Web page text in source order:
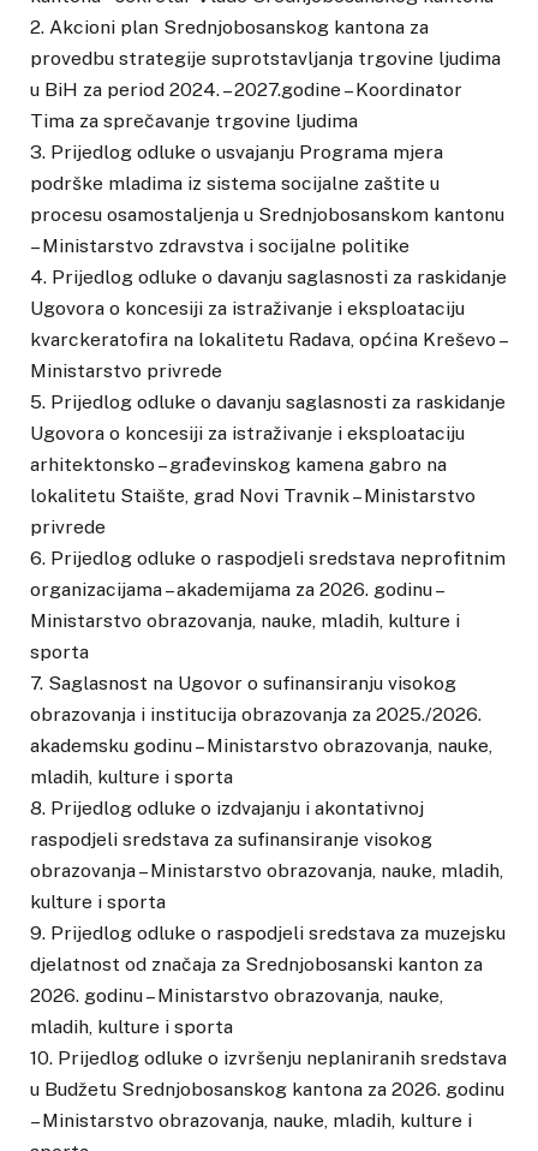
2. Akcioni plan Srednjobosanskog kantona za
provedbu strategije suprotstavljanja trgovine ljudima
u BiH za period 2024. – 2027.godine – Koordinator
Tima za sprečavanje trgovine ljudima
3. Prijedlog odluke o usvajanju Programa mjera
podrške mladima iz sistema socijalne zaštite u
procesu osamostaljenja u Srednjobosanskom kantonu
– Ministarstvo zdravstva i socijalne politike
4. Prijedlog odluke o davanju saglasnosti za raskidanje
Ugovora o koncesiji za istraživanje i eksploataciju
kvarckeratofira na lokalitetu Radava, općina Kreševo –
Ministarstvo privrede
5. Prijedlog odluke o davanju saglasnosti za raskidanje
Ugovora o koncesiji za istraživanje i eksploataciju
arhitektonsko – građevinskog kamena gabro na
lokalitetu Staište, grad Novi Travnik – Ministarstvo
privrede
6. Prijedlog odluke o raspodjeli sredstava neprofitnim
organizacijama – akademijama za 2026. godinu –
Ministarstvo obrazovanja, nauke, mladih, kulture i
sporta
7. Saglasnost na Ugovor o sufinansiranju visokog
obrazovanja i institucija obrazovanja za 2025./2026.
akademsku godinu – Ministarstvo obrazovanja, nauke,
mladih, kulture i sporta
8. Prijedlog odluke o izdvajanju i akontativnoj
raspodjeli sredstava za sufinansiranje visokog
obrazovanja – Ministarstvo obrazovanja, nauke, mladih,
kulture i sporta
9. Prijedlog odluke o raspodjeli sredstava za muzejsku
djelatnost od značaja za Srednjobosanski kanton za
2026. godinu – Ministarstvo obrazovanja, nauke,
mladih, kulture i sporta
10. Prijedlog odluke o izvršenju neplaniranih sredstava
u Budžetu Srednjobosanskog kantona za 2026. godinu
– Ministarstvo obrazovanja, nauke, mladih, kulture i